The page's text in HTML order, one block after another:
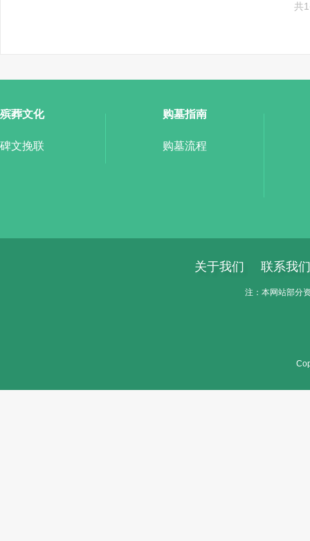
共
殡葬文化
碑文挽联
购墓指南
购墓流程
关于我们 联系我们
注：本网站部分